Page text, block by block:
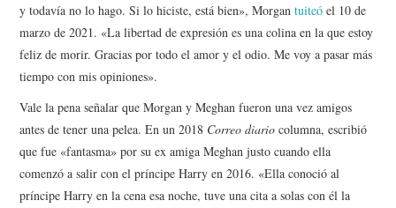
y todavía no lo hago. Si lo hiciste, está bien», Morgantuiteó el 10 de
marzo de 2021. «La libertad de expresión es una colina en la que estoy
feliz de morir. Gracias por todo el amor y el odio. Me voy a pasar más
tiempo con mis opiniones».
Vale la pena señalar que Morgan y Meghan fueron una vez amigos
antes de tener una pelea. En un 2018 Correo diario columna, escribió
que fue «fantasma» por su ex amiga Meghan justo cuando ella
comenzó a salir con el príncipe Harry en 2016. «Ella conoció al
príncipe Harry en la cena esa noche, tuve una cita a solas con él la